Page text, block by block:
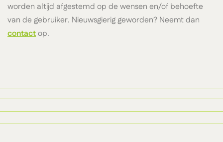
worden altijd afgestemd op de wensen en/of behoefte
van de gebruiker. Nieuwsgierig geworden? Neemt dan
contactop.